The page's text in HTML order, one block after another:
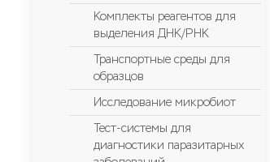
Комплекты реагентов для
выделения ДНК/РНК
Транспортные среды для
образцов
Исследование микробиот
Тест-системы для
диагностики паразитарных